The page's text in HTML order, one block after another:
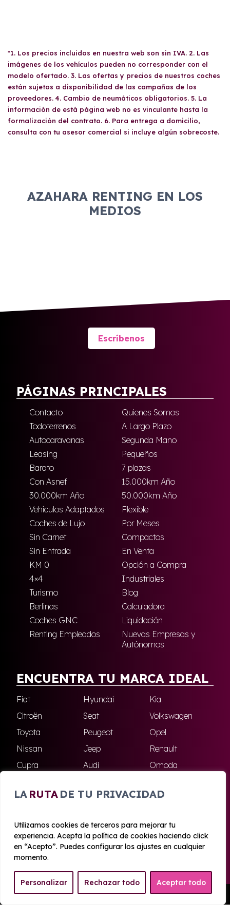
LA RUTA DE TU PRIVACIDAD
Utilizamos cookies de terceros para mejorar tu
experiencia. Acepta la política de cookies haciendo click
en “Acepto”. Puedes configurar los ajustes en cualquier
momento.
Personalizar Rechazar todo Aceptar todo
*1. Los precios incluidos en nuestra web son sin IVA. 2. Las
imágenes de los vehículos pueden no corresponder con el
modelo ofertado. 3. Las ofertas y precios de nuestros coches
están sujetos a disponibilidad de las campañas de los
proveedores. 4. Cambio de neumáticos obligatorios. 5. La
información de está página web no es vinculante hasta la
formalización del contrato. 6. Para entrega a domicilio,
consulta con tu asesor comercial si incluye algún sobrecoste.
AZAHARA RENTING EN LOS
MEDIOS
Escríbenos
PÁGINAS PRINCIPALES
Contacto
Quienes Somos
Todoterrenos
A Largo Plazo
Autocaravanas
Segunda Mano
Leasing
Pequeños
Barato
7 plazas
Con Asnef
15.000km Año
30.000km Año
50.000km Año
Vehículos Adaptados
Flexible
Coches de Lujo
Por Meses
Sin Carnet
Compactos
Sin Entrada
En Venta
KM 0
Opción a Compra
4×4
Industriales
Turismo
Blog
Berlinas
Calculadora
Coches GNC
Liquidación
Renting Empleados
Nuevas Empresas y
Autónomos
ENCUENTRA TU MARCA IDEAL
Fiat Hyundai
Kia
Citroën
Seat
Volkswagen
Toyota
Peugeot
Opel
Nissan
Jeep
Renault
Cupra
Audi
Omoda
Skoda
Ford Todas las marcas
© 2020 - 2026 Azahara Renting
Aviso legal y Privacidad
Pedir Presupuesto